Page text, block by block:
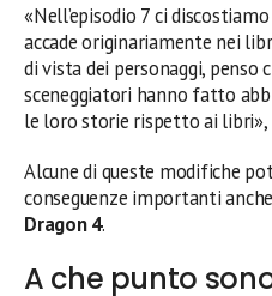
«Nell’episodio 7 ci
accade originariamente nei
di vista dei personaggi, penso
sceneggiatori hanno fatto
le loro storie rispetto ai libri»,
Alcune di queste modifiche
conseguenze importanti
Dragon 4.
A che punto